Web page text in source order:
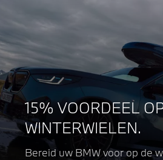
15% VOORDEEL
WINTERWIELEN.
Bereid uw BMW voor op de